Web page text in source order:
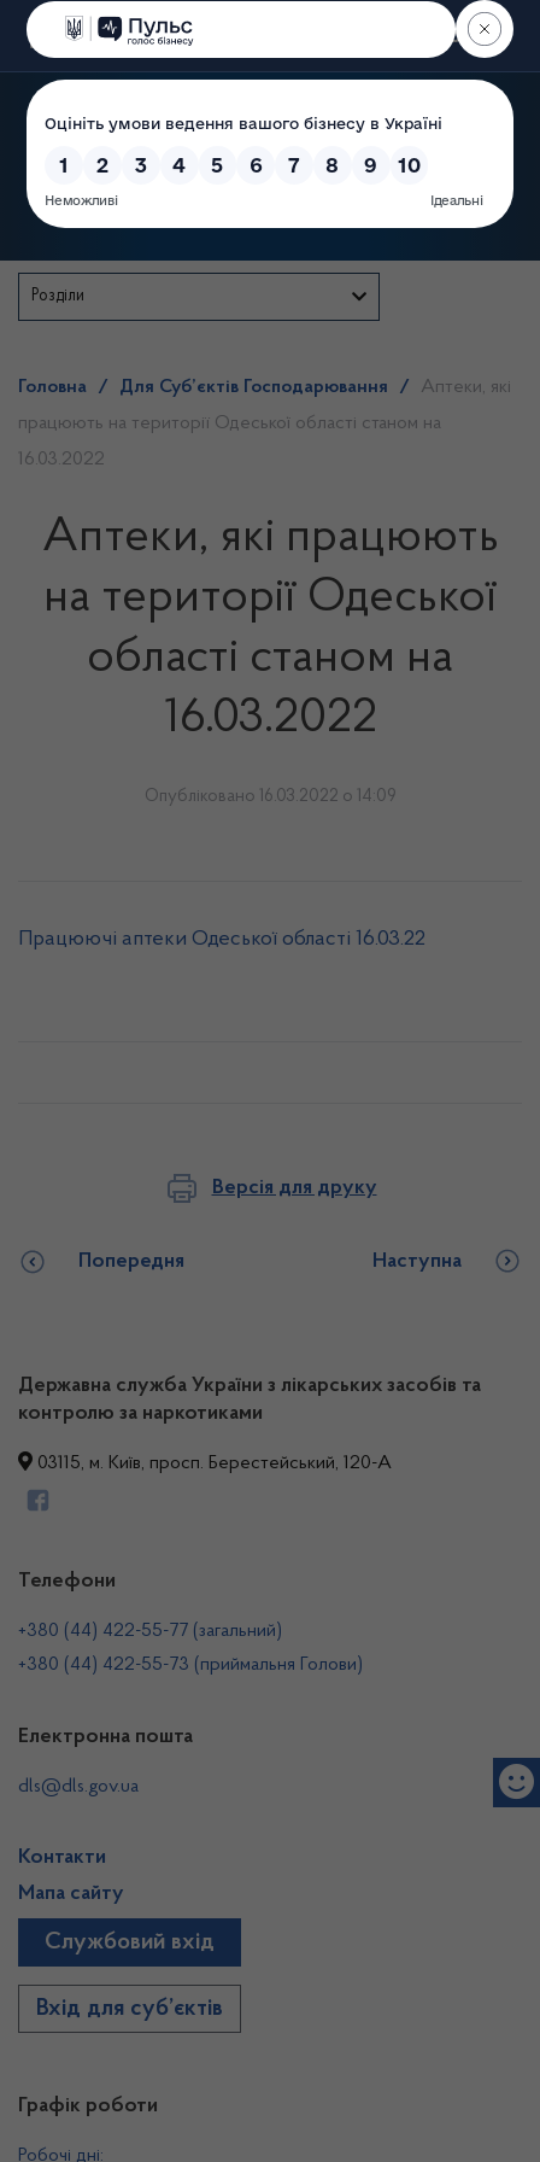
Пошук
Розділи
Головна / Для Суб’єктів Господарювання /
Аптеки, які
працюють на території Одеської області станом на
16.03.2022
Аптеки, які працюють
на території Одеської
області станом на
16.03.2022
Опубліковано 16.03.2022 о 14:09
Працюючі аптеки Одеської області 16.03.22
Версія для друку
Попередня Наступна
Державна служба України з лікарських засобів та
контролю за наркотиками
03115, м. Київ, просп. Берестейський, 120-А
Графік роботи
Робочі дні:
Телефони
+380 (44) 422-55-77 (загальний)
+380 (44) 422-55-73 (приймальня Голови)
Електронна пошта
dls@dls.gov.ua
Контакти
Мапа сайту
Службовий вхід
Вхід для суб’єктів